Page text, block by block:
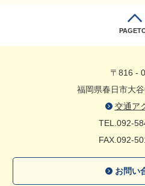
〒816 -
福岡県春日市大
交通ア
TEL.092-
FAX.092-
お問い